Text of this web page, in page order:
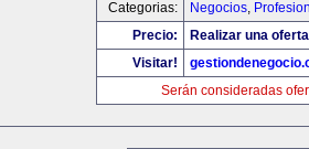
Categorias:
Negocios,
Precio:
Realizar una
Visitar!
Serán consideradas